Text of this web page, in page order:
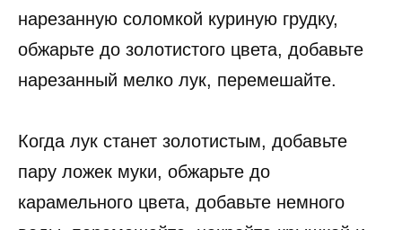
нарезанную соломкой куриную грудку,
обжарьте до золотистого цвета, добавьте
нарезанный мелко лук, перемешайте.
Когда лук станет золотистым, добавьте
пару ложек муки, обжарьте до
карамельного цвета, добавьте немного